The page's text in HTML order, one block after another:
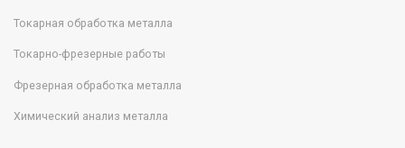
Токарная обработка металла
Токарно-фрезерные работы
Фрезерная обработка металла
Химический анализ металла